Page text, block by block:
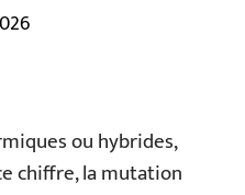
ou hybrides,
chiffre, la mutation